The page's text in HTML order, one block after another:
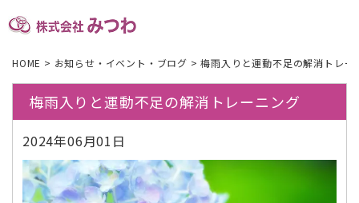
HOME > お知らせ・イベント・ブログ >梅雨入りと運動不足の解消トレー
梅雨入りと運動不足の解消トレーニング
2024年06月01日